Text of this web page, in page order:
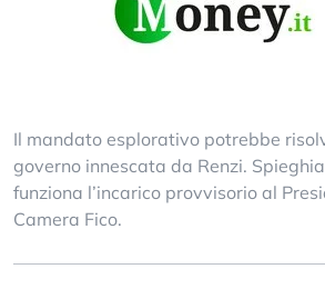
Il mandato esplorativo potrebbe
governo innescata da Renzi.
funziona l’incarico provvisorio al
Camera Fico.